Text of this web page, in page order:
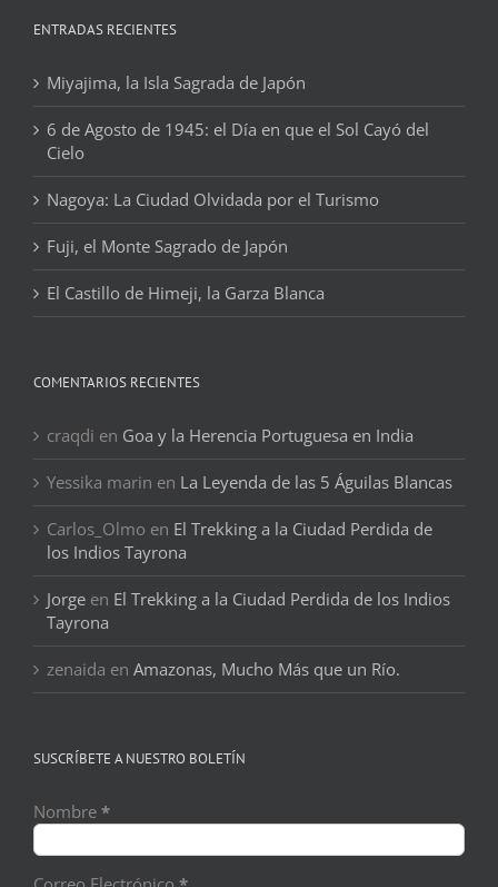
ENTRADAS RECIENTES
Miyajima, la Isla Sagrada de Japón
6 de Agosto de 1945: el Día en que el Sol Cayó del
Cielo
Nagoya: La Ciudad Olvidada por el Turismo
Fuji, el Monte Sagrado de Japón
El Castillo de Himeji, la Garza Blanca
COMENTARIOS RECIENTES
craqdi en Goa y la Herencia Portuguesa en India
Yessika marin en La Leyenda de las 5 Águilas Blancas
Carlos_Olmo en El Trekking a la Ciudad Perdida de
los Indios Tayrona
Jorge en El Trekking a la Ciudad Perdida de los Indios
Tayrona
zenaida en Amazonas, Mucho Más que un Río.
SUSCRÍBETE A NUESTRO BOLETÍN
Nombre *